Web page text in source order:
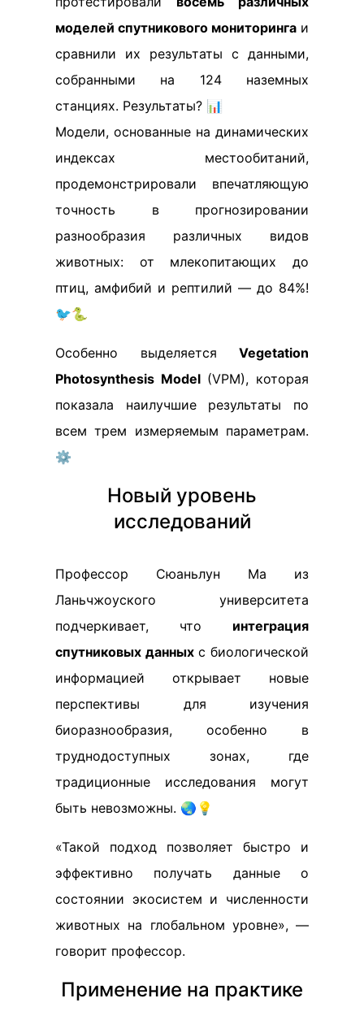
моделей спутникового мониторинга и
сравнили их результаты с данными,
собранными на 124 наземных
станциях. Результаты? 📊
Модели, основанные на динамических
индексах местообитаний,
продемонстрировали впечатляющую
точность в прогнозировании
разнообразия различных видов
животных: от млекопитающих до
птиц, амфибий и рептилий — до 84%!
🐦🐍
Особенно выделяется Vegetation
Photosynthesis Model(VPM), которая
показала наилучшие результаты по
всем трем измеряемым параметрам.
⚙️
Новый уровень
исследований
Профессор Сюаньлун Ма из
Ланьчжоуского университета
подчеркивает, что интеграция
спутниковых данныхс биологической
информацией открывает новые
перспективы для изучения
биоразнообразия, особенно в
труднодоступных зонах, где
традиционные исследования могут
быть невозможны. 🌏💡
«Такой подход позволяет быстро и
эффективно получать данные о
состоянии экосистем и численности
животных на глобальном уровне», —
говорит профессор.
Применение на практике